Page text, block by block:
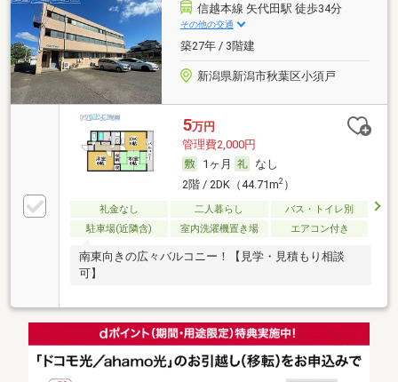
信越本線 矢代田駅 徒歩34分
その他の交通
築27年 / 3階建
新潟県新潟市秋葉区小須戸
5万円
管理費2,000円
1ヶ月
なし
2階 / 2DK（44.71m2）
礼金なし 二人暮らし
バス・トイレ別
駐車場(近隣含)
室内洗濯機置き場 エアコン付き
南東向きの広々バルコニー！【見学・見積もり相談
可】